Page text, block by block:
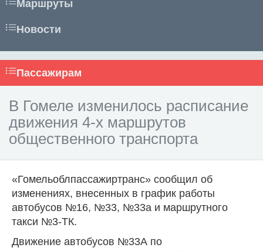
Маршруты
Новости
Пассажирам
В Гомеле изменилось расписание
движения 4-х маршрутов
общественного транспорта
«Гомельоблпассажиртранс» сообщил об
изменениях, внесенных в график работы
автобусов №16, №33, №33а и маршрутного
такси №3-ТК.
Движение автобусов №33А по